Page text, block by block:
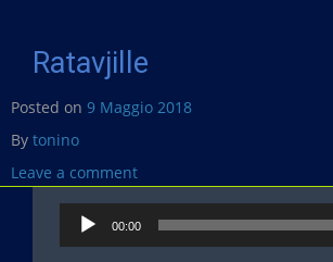
Ratavjille
Posted on 9 Maggio 2018
By tonino
Leave a comment
Audio
Player
00:00